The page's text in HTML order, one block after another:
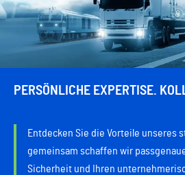
PERSÖNLICHE EXPERTISE.
Entdecken Sie die Vorteile unseres
gemeinsam schaffen wir
Sicherheit und Ihren